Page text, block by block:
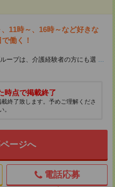
11時～、16時～など好きな
働く！
ープは、介護経験者の方にも選 ...
時点で掲載終了
終了致します。予めご理解くださ
。
ージへ
電話応募